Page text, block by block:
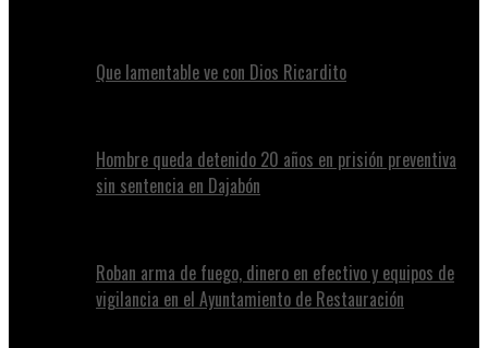
Que lamentable ve con Dios Ricardito
Hombre queda detenido 20 años en prisión preventiva
sin sentencia en Dajabón
Roban arma de fuego, dinero en efectivo y equipos de
vigilancia en el Ayuntamiento de Restauración